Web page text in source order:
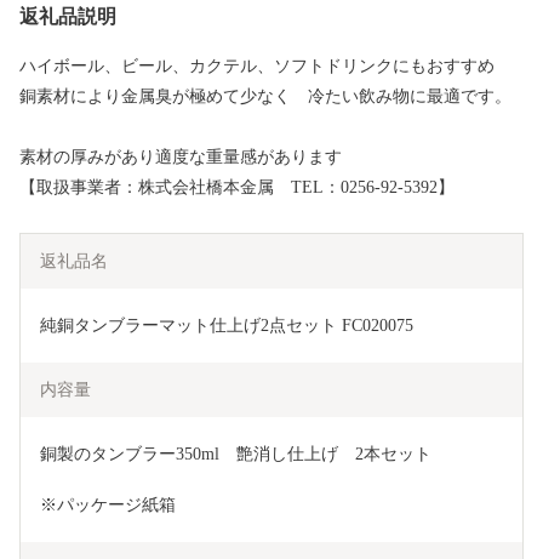
返礼品説明
ハイボール、ビール、カクテル、ソフトドリンクにもおすすめ
銅素材により金属臭が極めて少なく 冷たい飲み物に最適です。
素材の厚みがあり適度な重量感があります
【取扱事業者：株式会社橋本金属 TEL：0256-92-5392】
返礼品名
純銅タンブラーマット仕上げ2点セット FC020075
内容量
銅製のタンブラー350ml　艶消し仕上げ　2本セット
※パッケージ紙箱